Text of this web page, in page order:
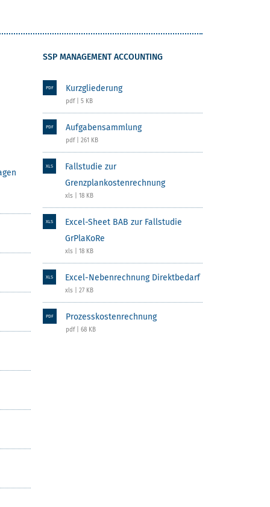
SSP MANAGEMENT ACCOUNTING
PDF Kurzgliederung
pdf | 5 KB
PDF Aufgabensammlung
pdf | 261 KB
XLS
Fallstudie zur
Grenzplankostenrechnung
xls | 18 KB
XLS
Excel-Sheet BAB zur Fallstudie
GrPlaKoRe
xls | 18 KB
XLS Excel-Nebenrechnung Direktbedarf
xls | 27 KB
PDF Prozesskostenrechnung
pdf | 68 KB